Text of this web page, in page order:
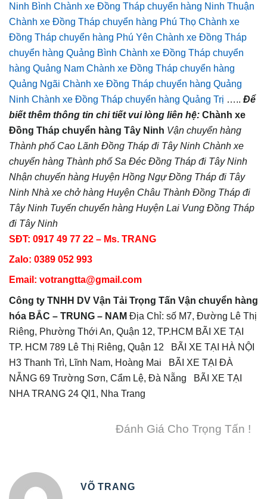
Ninh Bình Chành xe Đồng Tháp chuyển hàng Ninh Thuận
Chành xe Đồng Tháp chuyển hàng Phú Thọ Chành xe
Đồng Tháp chuyển hàng Phú Yên Chành xe Đồng Tháp
chuyển hàng Quảng Bình Chành xe Đồng Tháp chuyển
hàng Quảng Nam Chành xe Đồng Tháp chuyển hàng
Quảng Ngãi Chành xe Đồng Tháp chuyển hàng Quảng
Ninh Chành xe Đồng Tháp chuyển hàng Quảng Trị ….. Để
biết thêm thông tin chi tiết vui lòng liên hệ: Chành xe
Đồng Tháp chuyển hàng Tây Ninh Vận chuyển hàng
Thành phố Cao Lãnh Đồng Tháp đi Tây Ninh Chành xe
chuyển hàng Thành phố Sa Đéc Đồng Tháp đi Tây Ninh
Nhận chuyển hàng Huyện Hồng Ngự Đồng Tháp đi Tây
Ninh Nhà xe chở hàng Huyện Châu Thành Đồng Tháp đi
Tây Ninh Tuyến chuyển hàng Huyện Lai Vung Đồng Tháp
đi Tây Ninh
SĐT: 0917 49 77 22 – Ms. TRANG
Zalo: 0389 052 993
Email: votrangtta@gmail.com
Công ty TNHH DV Vận Tải Trọng Tấn Vận chuyển hàng
hóa BẮC – TRUNG – NAM Địa Chỉ: số M7, Đường Lê Thị
Riêng, Phường Thới An, Quận 12, TP.HCM BÃI XE TẠI
TP. HCM 789 Lê Thị Riêng, Quận 12 BÃI XE TẠI HÀ NỘI
H3 Thanh Trì, Lĩnh Nam, Hoàng Mai BÃI XE TẠI ĐÀ
NẴNG 69 Trường Sơn, Cẩm Lệ, Đà Nẵng BÃI XE TẠI
NHA TRANG 24 Ql1, Nha Trang
Đánh Giá Cho Trọng Tấn !
VÕ TRANG